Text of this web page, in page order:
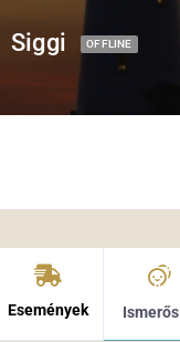
Siggi OFFLINE
Események Ismerős